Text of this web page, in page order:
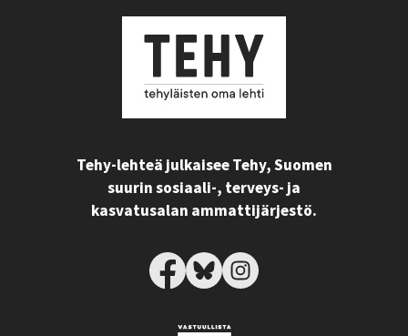
Tehy-lehteä julkaisee Tehy, Suomen
suurin sosiaali-, terveys- ja
kasvatusalan ammattijärjestö.